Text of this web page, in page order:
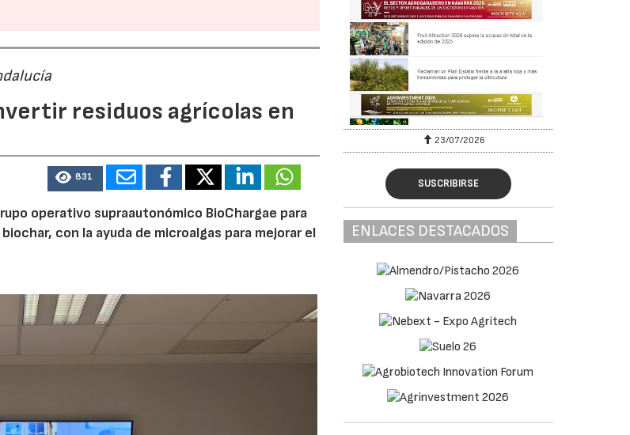
residuos agrícolas en
831
operativo supraautonómico BioChargae para
con la ayuda de microalgas para mejorar el
23/07/2026
SUSCRIBIRSE
ENLACES DESTACADOS